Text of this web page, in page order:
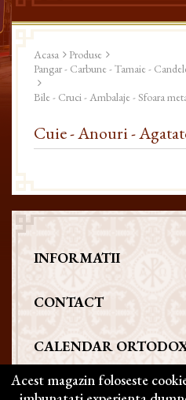
Acasa
Produse
Pangar - Carbune - Tamaie -
Bile - Cruci - Ambalaje - Sfoara
Cuie - Anouri -
INFORMATII
CONTACT
CALENDAR
Acest magazin foloseste